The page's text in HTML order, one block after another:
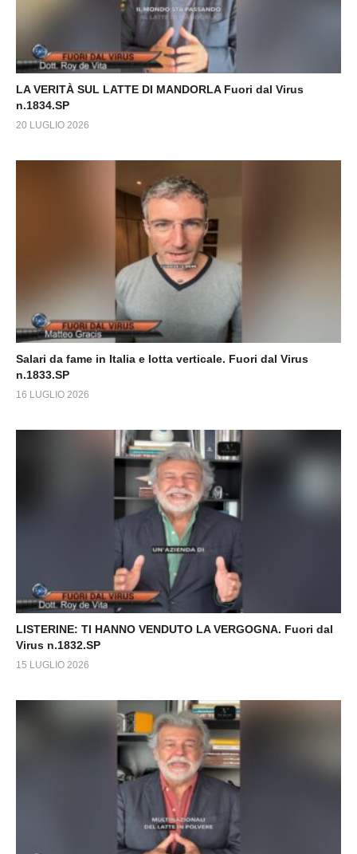
LA VERITÀ SUL LATTE DI MANDORLA Fuori dal Virus
n.1834.SP
20 LUGLIO 2026
Salari da fame in Italia e lotta verticale. Fuori dal Virus
n.1833.SP
16 LUGLIO 2026
LISTERINE: TI HANNO VENDUTO LA VERGOGNA. Fuori dal
Virus n.1832.SP
15 LUGLIO 2026